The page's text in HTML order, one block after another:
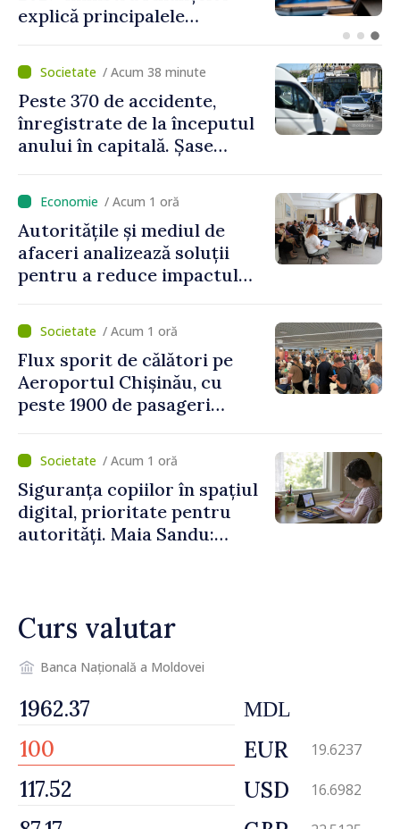
fost afectați în urma
Dnestrovsk. Lucrările de
reparație vor fi efectuate în
regim prioritar
/ Acum 38 minute
Peste 370 de accidente,
înregistrate de la începutul
anului în capitală. Șase
/ Acum 1 oră
Autoritățile și mediul de
afaceri analizează soluții
pentru a reduce impactul
asupra economiei
/ Acum 1 oră
Flux sporit de călători pe
Aeroportul Chișinău, cu
peste 1900 de pasageri
de vârf a concediilor
/ Acum 1 oră
Siguranța copiilor în spațiul
digital, prioritate pentru
autorități. Maia Sandu:
Curs valutar
Banca Națională a Moldovei
MDL
EUR 19.6237
USD 16.6982